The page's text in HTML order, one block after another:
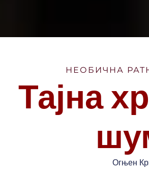
НЕОБИЧНА
Тајна
Огњен